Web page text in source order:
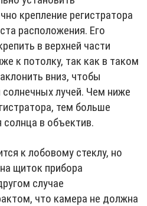
крепление регистратора
расположения. Его
в верхней части
к потолку, так как в таком
вниз, чтобы
лучей. Чем ниже
тем больше
в объектив.
к лобовому стеклу, но
щиток прибора
случае
что камера не должна